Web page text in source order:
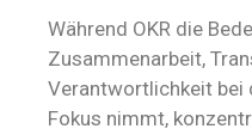
Während OKR die
Zusammenarbeit,
Verantwortlichkeit bei
Fokus nimmt,